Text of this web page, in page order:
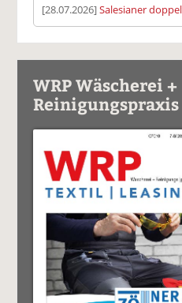
[28.07.2026]Salesianer
WRP Wäscherei +
Reinigungspraxis